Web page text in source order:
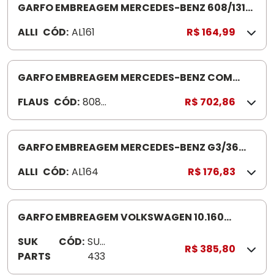
GARFO EMBREAGEM MERCEDES-BENZ 608/1313
ALLI CÓD: AL161 R$ 164,99
GARFO EMBREAGEM MERCEDES-BENZ COM
FLAUS CÓD: 80821
8
R$ 702,86
GARFO EMBREAGEM MERCEDES-BENZ G3/36
ALLI CÓD: AL164 R$ 176,83
GARFO EMBREAGEM VOLKSWAGEN 10.160
SUK
PARTS
CÓD: SUK
433
R$ 385,80